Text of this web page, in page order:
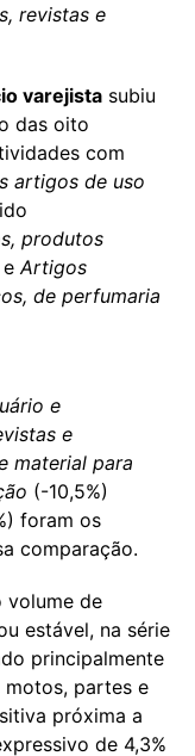
revistas e
varejista subiu
das oito
com
artigos de uso
produtos
e Artigos
de perfumaria
e
e
material para
(-10,5%)
foram os
comparação.
volume de
estável, na série
principalmente
motos, partes e
próxima a
de 4,3%